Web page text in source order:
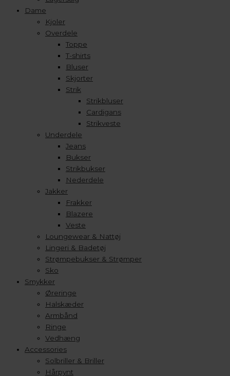
Dame
Kjoler
Overdele
Toppe
T-shirts
Bluser
Skjorter
Strik
Strikbluser
Cardigans
Strikveste
Underdele
Jeans
Bukser
Strikbukser
Nederdele
Jakker
Frakker
Blazere
Veste
Loungewear & Nattøj
Lingeri & Badetøj
Strømpebukser & Strømper
Sko
Smykker
Øreringe
Halskæder
Armbånd
Ringe
Vedhæng
Accessories
Solbriller & Briller
Hårpynt